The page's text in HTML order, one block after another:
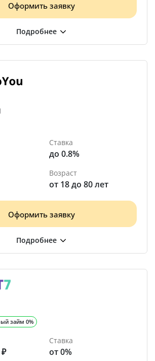
Оформить заявку
Ставка
до 0.8%
Возраст
от 18 до 80 лет
Оформить заявку
займ 0%
Ставка
от 0%